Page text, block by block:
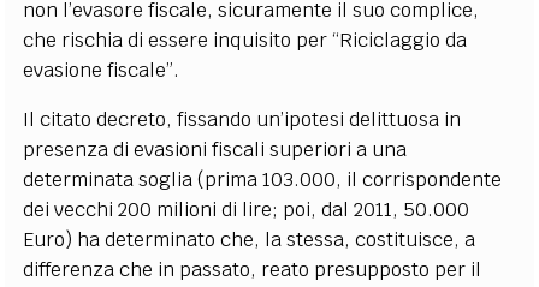
non l’evasore fiscale, sicuramente il suo complice,
che rischia di essere inquisito per “Riciclaggio da
evasione fiscale”.
Il citato decreto, fissando un’ipotesi delittuosa in
presenza di evasioni fiscali superiori a una
determinata soglia (prima 103.000, il corrispondente
dei vecchi 200 milioni di lire; poi, dal 2011, 50.000
Euro) ha determinato che, la stessa, costituisce, a
differenza che in passato, reato presupposto per il